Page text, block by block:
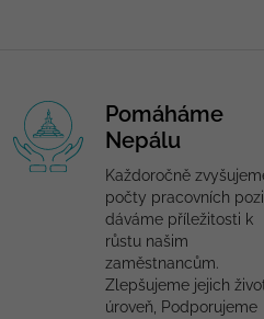
Pomáháme
Nepálu
Každoročně
počty pracovních
dáváme příležitosti k
růstu našim
zaměstnancům.
Zlepšujeme jejich
úroveň, Podporujeme